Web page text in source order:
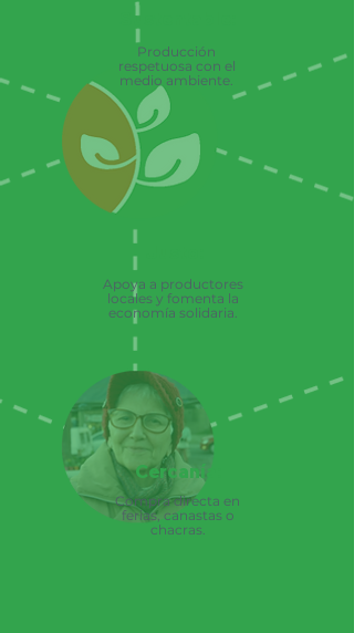
Sustentable:
Producción
respetuosa con el
medio ambiente.
Apoya a productores
locales y fomenta la
economía solidaria.
Cercanía:
Compra directa en
ferias, canastas o
chacras.